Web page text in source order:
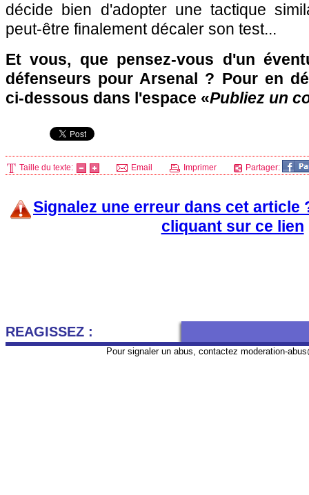
décide bien d'adopter une tactique
peut-être finalement décaler son test...
Et vous, que pensez-vous d'un
défenseurs pour Arsenal ? Pour en
ci-dessous dans l'espace «Publiez un
Taille du texte: Email Imprimer Partager:
Signalez une erreur dans cet article
cliquant sur ce lien
REAGISSEZ :
Pour signaler un abus, contactez moderation-